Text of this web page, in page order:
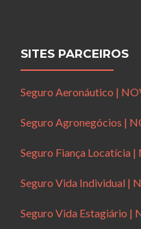
SITES PARCEIROS
Seguro Aeronáutico |
Seguro Agronegócios |
Seguro Fiança Locatícia
Seguro Vida Individual |
Seguro Vida Estagiário |